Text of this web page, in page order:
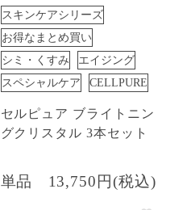
スキンケアシリーズ
お得なまとめ買い
シミ・くすみ
エイジング
スペシャルケア
CELLPURE
セルピュア ブライトニン
グクリスタル 3本セット
単品 13,750円(税込)